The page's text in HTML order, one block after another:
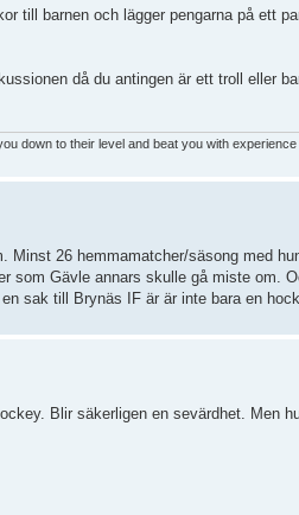
till barnen och lägger pengarna på ett
då du antingen är ett troll eller
down to their level and beat you with experience
Minst 26 hemmamatcher/säsong med
som Gävle annars skulle gå miste
sak till Brynäs IF är är inte bara en
Blir säkerligen en sevärdhet. Men